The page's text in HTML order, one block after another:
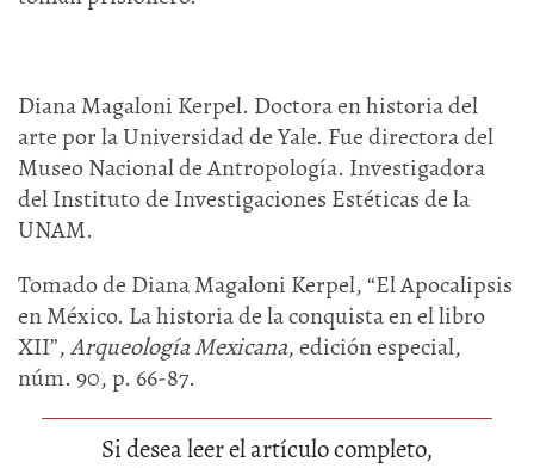
Diana Magaloni Kerpel. Doctora en historia del
arte por la Universidad de Yale. Fue directora del
Museo Nacional de Antropología. Investigadora
del Instituto de Investigaciones Estéticas de la
UNAM.
Tomado de Diana Magaloni Kerpel, “El Apocalipsis
en México. La historia de la conquista en el libro
XII”,Arqueología Mexicana, edición especial,
núm. 90, p. 66-87.
Si desea leer el artículo completo,